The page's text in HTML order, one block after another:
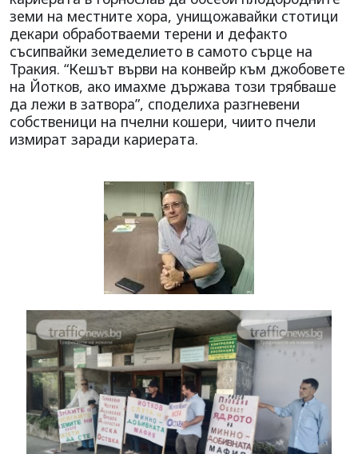
земи на местните хора, унищожавайки стотици
декари обработваеми терени и дефакто
съсипвайки земеделието в самото сърце на
Тракия. “Кешът върви на конвейр към джобовете
на Йотков, ако имахме държава този трябваше
да лежи в затвора”, споделиха разгневени
собственици на пчелни кошери, чиито пчели
измират заради кариерата.